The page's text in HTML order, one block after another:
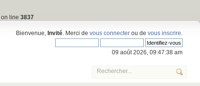
on line 3837
Bienvenue,Invité . Merci devous connecter ou devous inscrire
09 août 2026, 09:47:38 am